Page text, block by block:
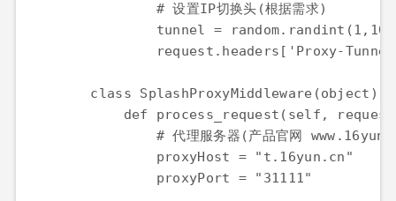
# 设置IP切换头(根据需求)
tunnel
= random. randint (1 ,
request . headers [ 'Proxy-
class SplashProxyMiddleware (object
def
process_request ( self , request
# 代理服务器(产品官网
proxyHost
=
"t.16yun.cn"
proxyPort
= "31111"